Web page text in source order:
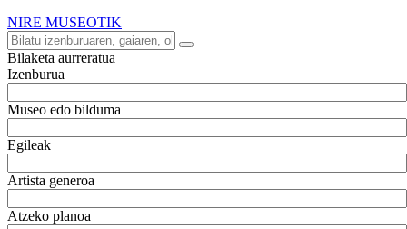
NIRE MUSEOTIK
Bilaketa aurreratua
Izenburua
Museo edo bilduma
Egileak
Artista generoa
Atzeko planoa